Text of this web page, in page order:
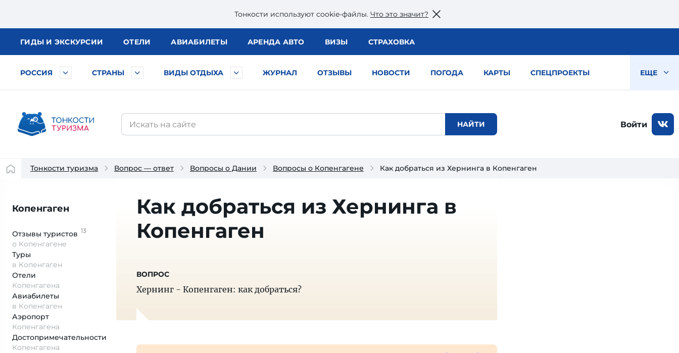
Тонкости используют сookie-файлы. Что это значит?
ГИДЫ И ЭКСКУРСИИ ОТЕЛИ АВИАБИЛЕТЫ АРЕНДА АВТО ВИЗЫ СТРАХОВКА
РОССИЯ СТРАНЫ ВИДЫ ОТДЫХА ЖУРНАЛ ОТЗЫВЫ НОВОСТИ ПОГОДА КАРТЫ СПЕЦПРОЕКТЫ ЕЩЕ
Войти
Тонкости туризма Вопрос — ответ Вопросы о Дании Вопросы о Копенгагене Как добраться из Хернинга в Копенгаген
Копенгаген
Отзывы туристов 13
о Копенгагене
Туры
в Копенгаген
Отели
Копенгагена
Авиабилеты
в Копенгаген
Аэропорт
Копенгагена
Достопримеча­тельности
Копенгагена
Как добраться из Хернинга в
Копенгаген
Хернинг - Копенгаген: как добраться?